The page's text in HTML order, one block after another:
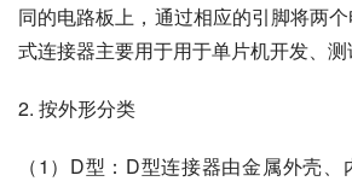
同的电路板上，通过相应的引脚将两
式连接器主要用于用于单片机开发、测
2. 按外形分类
（1）D型：D型连接器由金属外壳